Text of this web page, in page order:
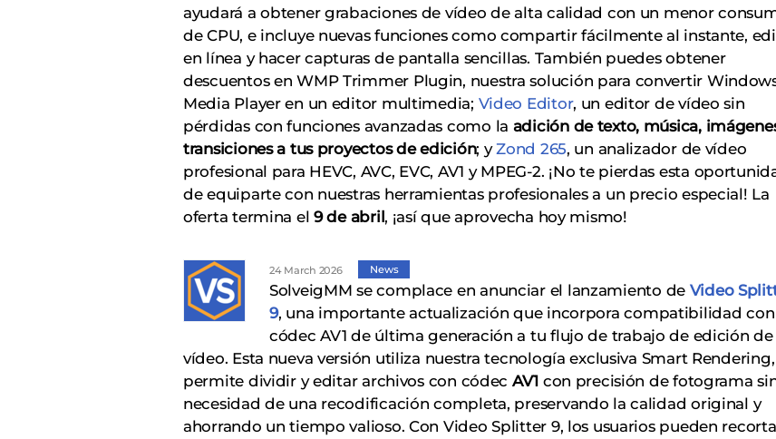
ayudará a obtener grabaciones de vídeo de alta calidad con un menor
de CPU, e incluye nuevas funciones como compartir fácilmente al instante,
en línea y hacer capturas de pantalla sencillas. También puedes obtener
descuentos en WMP Trimmer Plugin, nuestra solución para convertir
Media Player en un editor multimedia; Video Editor, un editor de vídeo sin
pérdidas con funciones avanzadas como la adición de texto, música,
transiciones a tus proyectos de edición; yZond 265, un analizador de vídeo
profesional para HEVC, AVC, EVC, AV1 y MPEG-2. ¡No te pierdas esta
de equiparte con nuestras herramientas profesionales a un precio especial! La
oferta termina el9 de abril , ¡así que aprovecha hoy mismo!
24 March 2026 News
SolveigMM se complace en anunciar el lanzamiento de Video
9, una importante actualización que incorpora compatibilidad con
códec AV1 de última generación a tu flujo de trabajo de edición de
vídeo. Esta nueva versión utiliza nuestra tecnología exclusiva Smart
permite dividir y editar archivos con códec AV1 con precisión de fotograma
necesidad de una recodificación completa, preservando la calidad original y
ahorrando un tiempo valioso. Con Video Splitter 9, los usuarios pueden